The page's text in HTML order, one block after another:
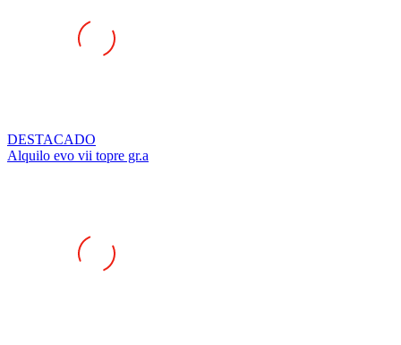
DESTACADO
Alquilo evo vii topre gr.a